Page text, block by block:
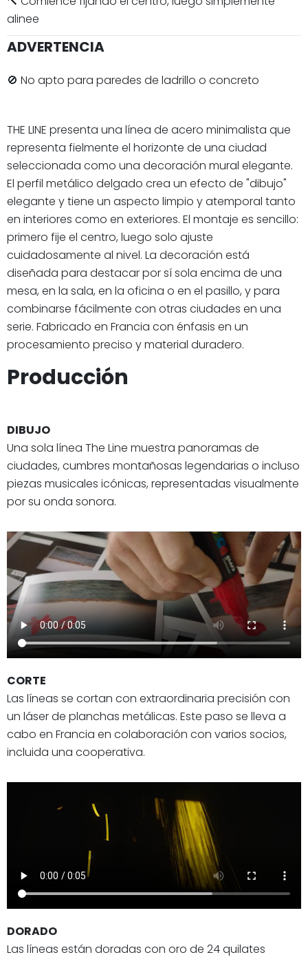
alinee
ADVERTENCIA
🚫 No apto para paredes de ladrillo o concreto
THE LINE presenta una línea de acero minimalista que
representa fielmente el horizonte de una ciudad
seleccionada como una decoración mural elegante.
El perfil metálico delgado crea un efecto de "dibujo"
elegante y tiene un aspecto limpio y atemporal tanto
en interiores como en exteriores. El montaje es sencillo:
primero fije el centro, luego solo ajuste
cuidadosamente al nivel. La decoración está
diseñada para destacar por sí sola encima de una
mesa, en la sala, en la oficina o en el pasillo, y para
combinarse fácilmente con otras ciudades en una
serie. Fabricado en Francia con énfasis en un
procesamiento preciso y material duradero.
Producción
DIBUJO
Una sola línea The Line muestra panoramas de
ciudades, cumbres montañosas legendarias o incluso
piezas musicales icónicas, representadas visualmente
por su onda sonora.
CORTE
Las líneas se cortan con extraordinaria precisión con
un láser de planchas metálicas. Este paso se lleva a
cabo en Francia en colaboración con varios socios,
incluida una cooperativa.
DORADO
Las líneas están doradas con oro de 24 quilates